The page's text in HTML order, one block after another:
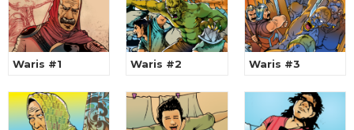
Waris #1 Waris #2 Waris #3